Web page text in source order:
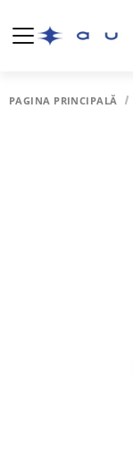
PAGINA PRINCIPALĂ